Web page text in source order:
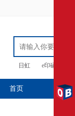
日虹 e印硒鼓
首页 专